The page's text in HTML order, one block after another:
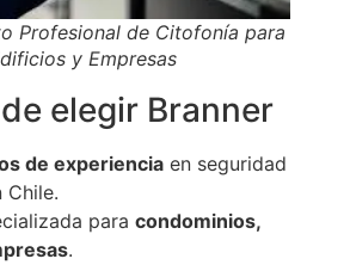
Profesional de Citofonía para
y Empresas
elegir Branner
de experiencia en seguridad
Chile.
para condominios,
.